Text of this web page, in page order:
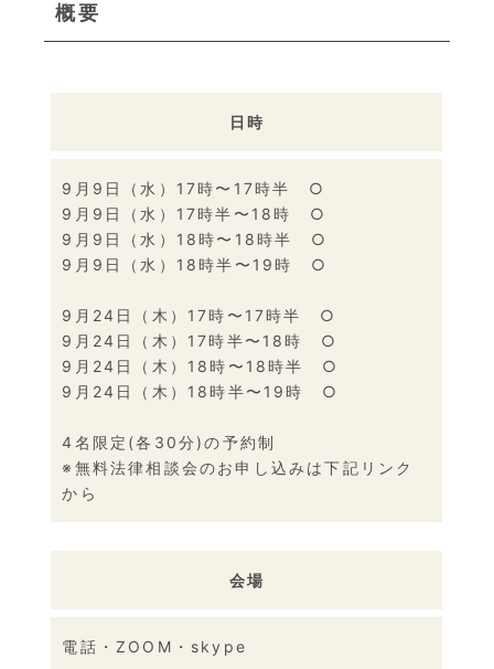
概要
日時
9月9日（水）17時〜17時半 ○
9月9日（水）17時半〜18時 ○
9月9日（水）18時〜18時半 ○
9月9日（水）18時半〜19時 ○
9月24日（木）17時〜17時半 ○
9月24日（木）17時半〜18時 ○
9月24日（木）18時〜18時半 ○
9月24日（木）18時半〜19時 ○
4名限定(各30分)の予約制
※無料法律相談会のお申し込みは下記リンク
から
会場
電話・ZOOM・skype